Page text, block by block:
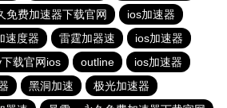
免费加速器下载官网
ios加速器
速度器 雷霆加器速
ios加速器
载官网ios outline
ios加速器
黑洞加速
极光加速器